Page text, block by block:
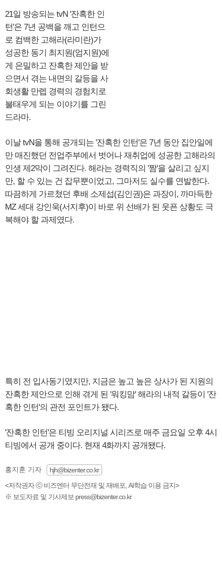
21일 방송되는 tvN '잔혹한 인
턴'은 7년 공백을 깨고 인턴으
로 컴백한 고해라(라미란)가
성공한 동기 최지원(엄지원)에
게 은밀하고 잔혹한 제안을 받
으면서 겪는 내면의 갈등을 사
회생활 만렙 경력의 경험치로
불태우게 되는 이야기를 그린
드라마.
이날 tvN을 통해 공개되는 '잔혹한 인턴'은 7년 동안 집안일에
만 매진했던 전업주부에서 벗어나 재취업에 성공한 고해라의
인생 제2막이 그려진다. 해라는 경력직의 '짬'을 살리고 싶지
만, 할 수 있는 건 잡무뿐이었고, 그마저도 실수를 연발한다.
따끔하게 가르쳤던 후배 소제섭(김인권)은 과장이, 까마득한
MZ 세대 강인욱(서지후)이 바로 위 선배가 된 웃픈 상황도 극
복해야 할 과제였다.
특히 전 입사동기였지만, 지금은 높고 높은 상사가 된 지원의
잔혹한 제안으로 인해 겪게 된 '워킹맘' 해라의 내적 갈등이 '잔
혹한 인턴'의 관전 포인트가 됐다.
'잔혹한 인턴'은 티빙 오리지널 시리즈로 매주 금요일 오후 4시
티빙에서 공개 중이다. 현재 4화까지 공개됐다.
홍지훈 기자
hjh@bizenter.co.kr
<저작권자 ⓒ 비즈엔터 무단전재 및 재배포, AI학습 이용 금지>
※ 보도자료 및 기사제보 press@bizenter.co.kr